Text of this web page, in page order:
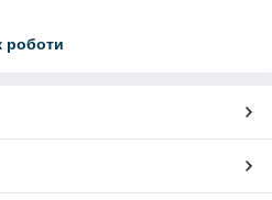
роботи